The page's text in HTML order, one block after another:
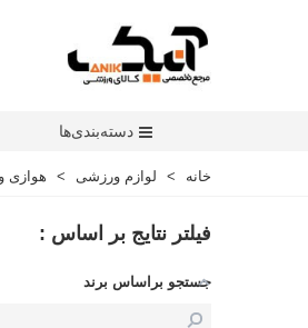
دسته‌بندی‌ها
خانه > لوازم ورزشی > هوازی
فیلتر نتایج بر اساس :
جستجو براساس برند